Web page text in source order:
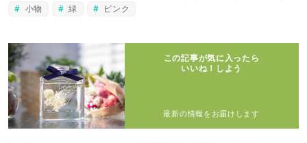
小物
緑 ピンク
この記事が気に入ったら
いいね！しよう
最新の情報をお届けします